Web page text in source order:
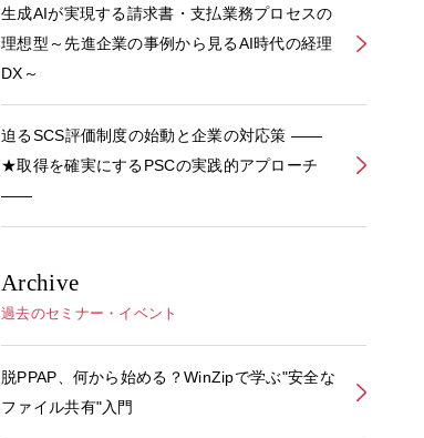
生成AIが実現する請求書・支払業務プロセスの
理想型～先進企業の事例から見るAI時代の経理
DX～
迫るSCS評価制度の始動と企業の対応策 ――
★取得を確実にするPSCの実践的アプローチ
――
Archive
過去のセミナー・イベント
脱PPAP、何から始める？WinZipで学ぶ"安全な
ファイル共有"入門